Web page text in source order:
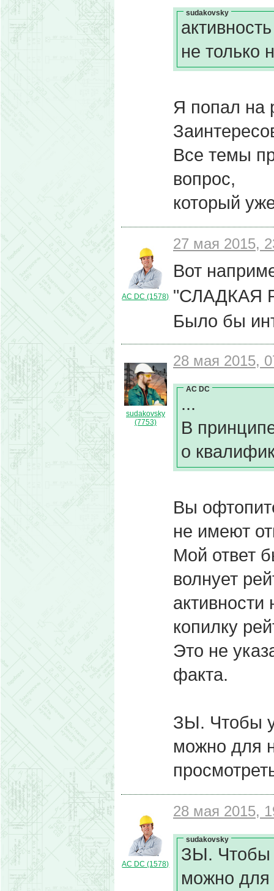
sudakovsky
не только
Я попал на
Все темы
вопрос,
который
AC DC (1578)
27 мая 2015,
Вот
"СЛАДКАЯ
Было бы
sudakovsky
(7753)
28 мая 2015,
AC DC
...
В
о
Вы
не имеют
Мой ответ
волнует
копилку
Это не
факта.
ЗЫ. Чтобы
можно для
AC DC (1578)
28 мая 2015,
sudakovsky
ЗЫ. Чтобы
можно для